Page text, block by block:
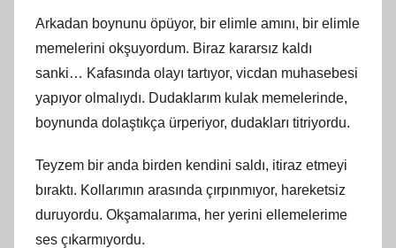
Arkadan boynunu öpüyor, bir elimle amını, bir elimle
memelerini okşuyordum. Biraz kararsız kaldı
sanki… Kafasında olayı tartıyor, vicdan muhasebesi
yapıyor olmalıydı. Dudaklarım kulak memelerinde,
boynunda dolaştıkça ürperiyor, dudakları titriyordu.
Teyzem bir anda birden kendini saldı, itiraz etmeyi
bıraktı. Kollarımın arasında çırpınmıyor, hareketsiz
duruyordu. Okşamalarıma, her yerini ellemelerime
ses çıkarmıyordu.